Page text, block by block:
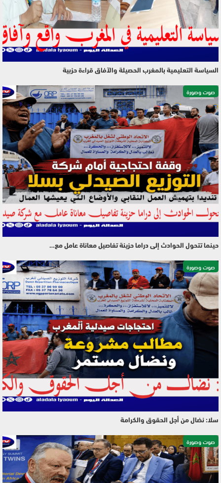
السياسة التعليمية بالمغرب الحصيلة والآفاق قراءة حزبية
صوت وصورة
حينما تتحول الحوادث إلى دراما حزينة تفاصيل معاناة عامل مع…
صوت وصورة
سلا: نضال من أجل الحقوق والكرامة
صوت وصورة